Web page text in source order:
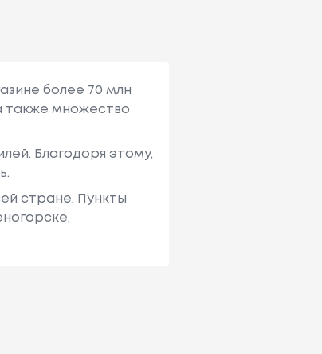
более 70 млн
также множество
Благодоря этому,
стране. Пункты